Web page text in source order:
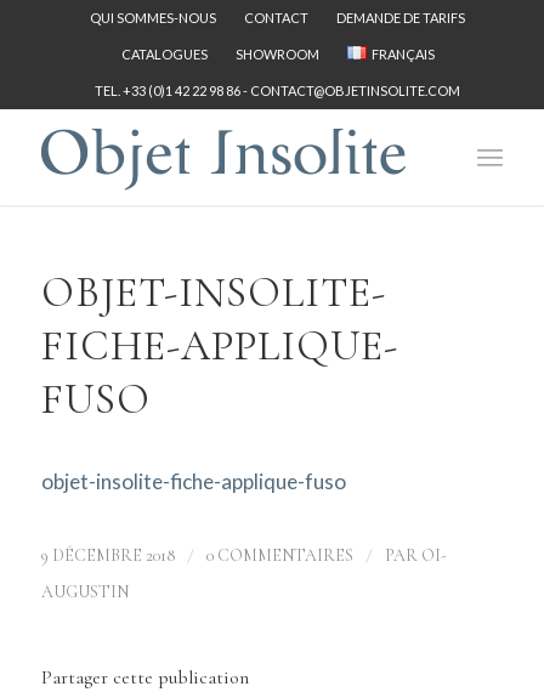
QUI SOMMES-NOUS CONTACT DEMANDE DE TARIFS
CATALOGUES SHOWROOM FRANÇAIS
TEL. +33 (0)1 42 22 98 86 - CONTACT@OBJETINSOLITE.COM
OBJET-INSOLITE-
FICHE-APPLIQUE-
FUSO
objet-insolite-fiche-applique-fuso
9 DÉCEMBRE 2018 / 0 COMMENTAIRES / PAR OI-
AUGUSTIN
Partager cette publication